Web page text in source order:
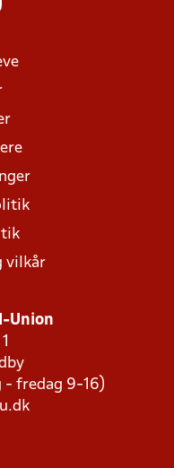
vilkår
Union
- fredag 9-16)